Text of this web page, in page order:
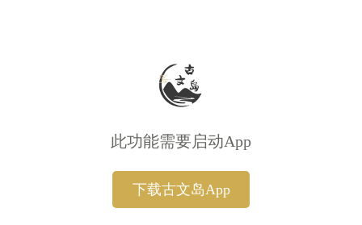
此功能需要启动App
下载古文岛App